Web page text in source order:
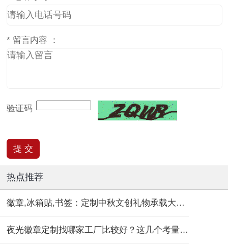
* 留言内容 ：
验证码
热点推荐
徽章,冰箱贴,书签：定制中秋文创礼物承载大团圆！
夜光徽章定制找哪家工厂比较好？这几个考量维度要记住！